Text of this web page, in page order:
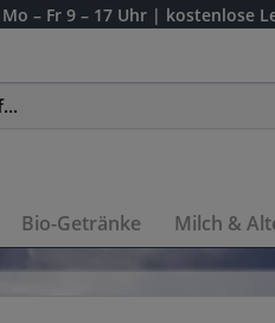
Mo – Fr 9 – 17 Uhr | kostenlose
Bio-Getränke Milch &